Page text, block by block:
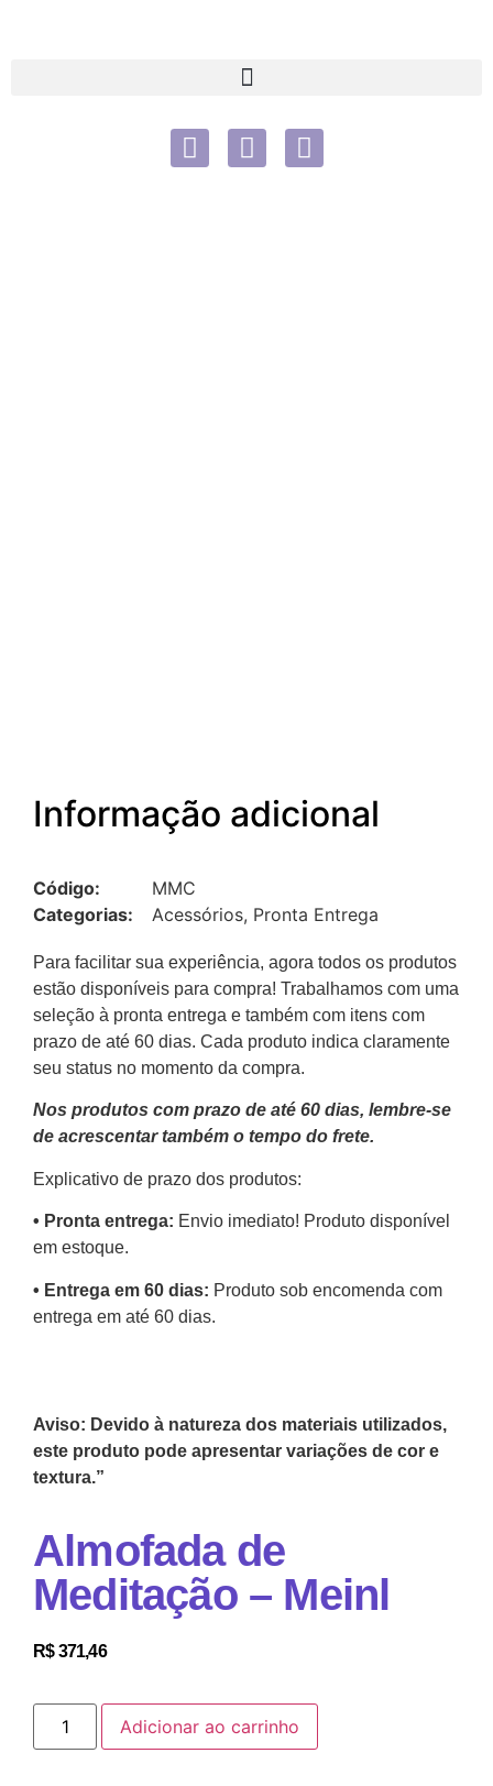
Informação adicional
Código:
MMC
Categorias:
Acessórios, Pronta Entrega
Para facilitar sua experiência, agora todos os produtos
estão disponíveis para compra! Trabalhamos com uma
seleção à pronta entrega e também com itens com
prazo de até 60 dias. Cada produto indica claramente
seu status no momento da compra.
Nos produtos com prazo de até 60 dias, lembre-se
de acrescentar também o tempo do frete.
Explicativo de prazo dos produtos:
•⁠ ⁠Pronta entrega: Envio imediato! Produto disponível
em estoque.
•⁠ Entrega em 60 dias: Produto sob encomenda com
entrega em até 60 dias.
Aviso: Devido à natureza dos materiais utilizados,
este produto pode apresentar variações de cor e
textura.”
Almofada de
Meditação – Meinl
R$371,46
Adicionar ao carrinho